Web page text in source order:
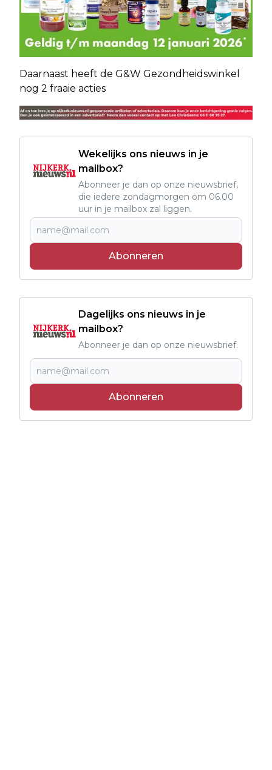
Daarnaast heeft de G&W Gezondheidswinkel
nog 2 fraaie acties
Wekelijks ons nieuws in je
mailbox?
Abonneer je dan op onze nieuwsbrief,
die iedere zondagmorgen om 06.00
uur in je mailbox zal liggen.
Abonneren
Dagelijks ons nieuws in je
mailbox?
Abonneer je dan op onze nieuwsbrief.
Abonneren